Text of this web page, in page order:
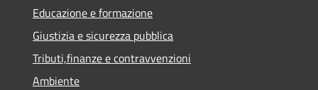
Educazione e formazione
Giustizia e sicurezza pubblica
Tributi,finanze e contravvenzioni
Ambiente